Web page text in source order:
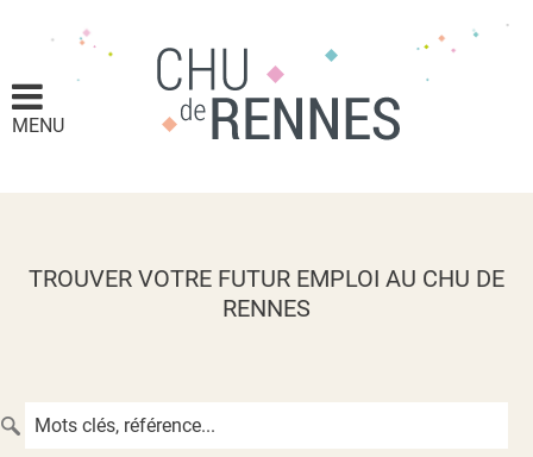
MENU
TROUVER VOTRE FUTUR EMPLOI AU CHU DE
RENNES